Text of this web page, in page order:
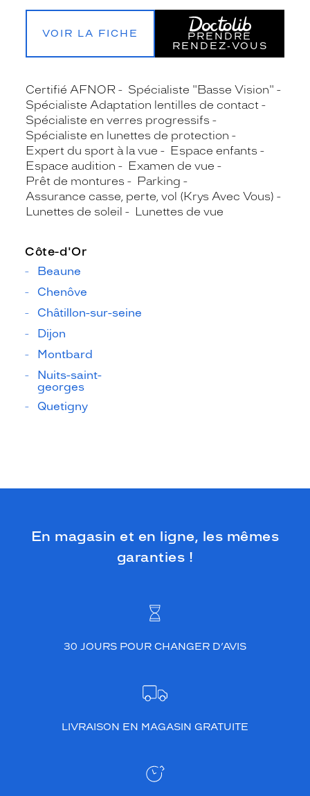
VOIR LA FICHE
PRENDRE
RENDEZ‑VOUS
Certifié AFNOR
Spécialiste "Basse Vision"
Spécialiste Adaptation lentilles de contact
Spécialiste en verres progressifs
Spécialiste en lunettes de protection
Expert du sport à la vue
Espace enfants
Espace audition
Examen de vue
Prêt de montures
Parking
Assurance casse, perte, vol (Krys Avec Vous)
Lunettes de soleil
Lunettes de vue
Côte-d'Or
Beaune
Chenôve
Châtillon-sur-seine
Dijon
Montbard
Nuits-saint-
georges
Quetigny
En magasin et en ligne, les mêmes
garanties !
30 JOURS POUR CHANGER D’AVIS
LIVRAISON EN MAGASIN GRATUITE